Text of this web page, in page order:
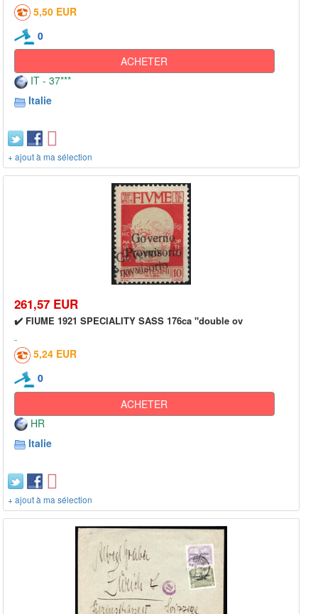
5,50 EUR
0
ACHETER
IT - 37***
Italie
+ ajout à ma sélection
261,57 EUR
✔️ FIUME 1921 SPECIALITY SASS 176ca "double ov
5,24 EUR
0
ACHETER
HR
Italie
+ ajout à ma sélection